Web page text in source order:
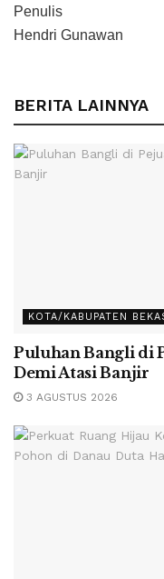
Penulis
Hendri Gunawan
BERITA LAINNYA
KOTA/KABUPATEN
Puluhan Bangli di
Demi Atasi Banjir
3 AGUSTUS 2026